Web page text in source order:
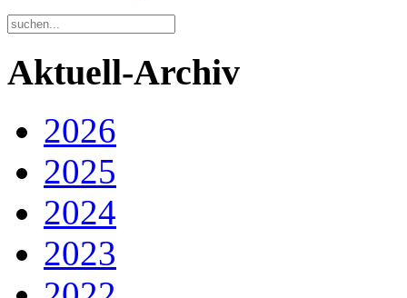
Aktuell-Archiv
2026
2025
2024
2023